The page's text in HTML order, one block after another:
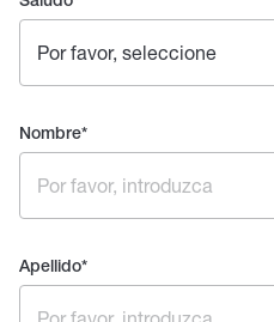
Nombre*
Apellido*